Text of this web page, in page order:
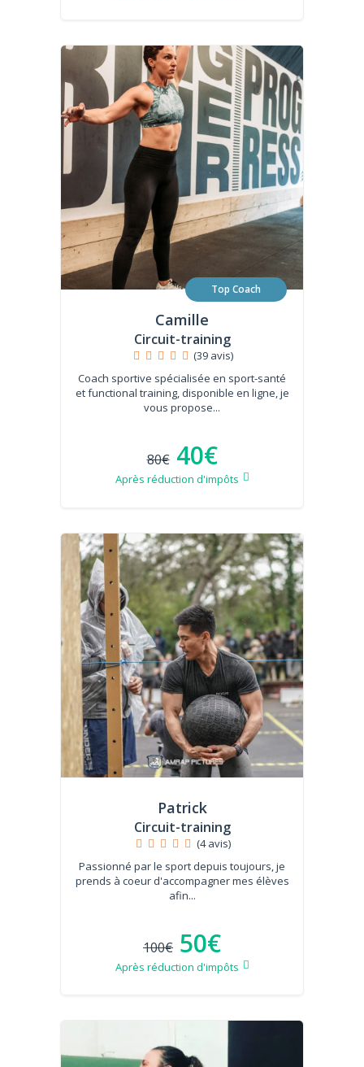
Top Coach
Camille
Circuit-training
(39 avis)
Coach sportive spécialisée en sport-santé
et functional training, disponible en ligne, je
vous propose...
80€ 40€
Après réduction d'impôts
Patrick
Circuit-training
(4 avis)
Passionné par le sport depuis toujours, je
prends à coeur d'accompagner mes élèves
afin...
100€ 50€
Après réduction d'impôts